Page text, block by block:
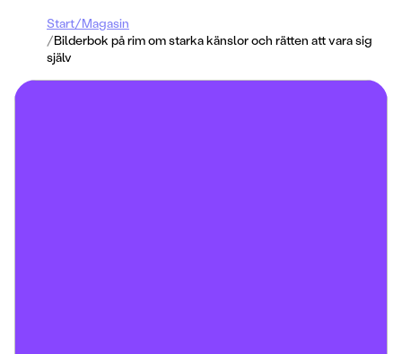
Start/Magasin
/Bilderbok på rim om starka känslor och rätten att vara sig
själv